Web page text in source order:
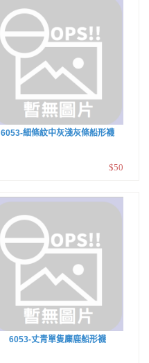
6053-細條紋中灰淺灰條船形襪
$50
6053-丈青單隻麋鹿船形襪